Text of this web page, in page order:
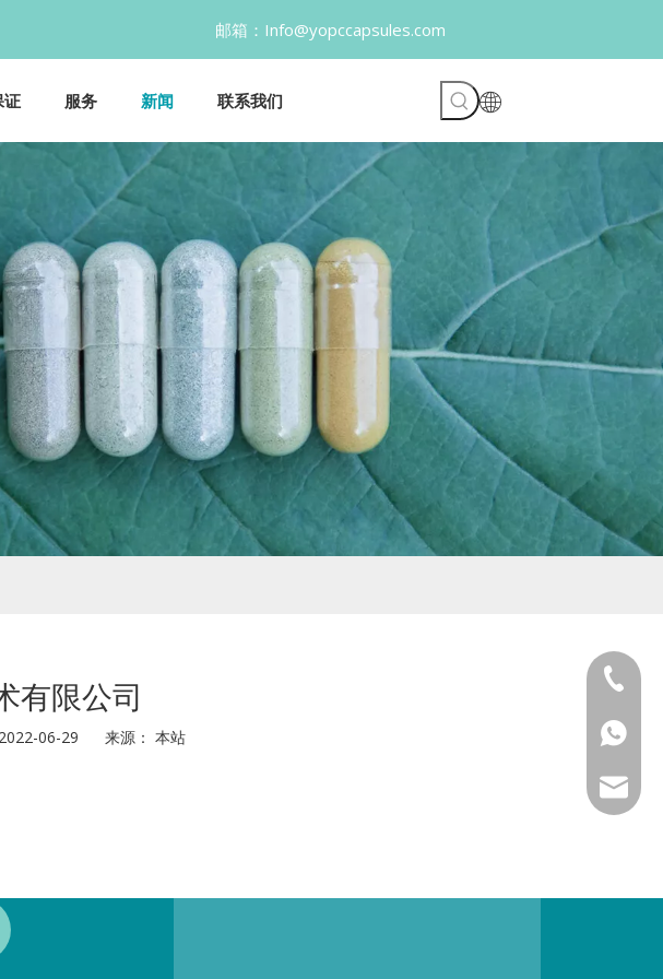
箱：Info@yopccapsules.com
证 服务 新闻 联系我们
有限公司
06-29 来源： 本站